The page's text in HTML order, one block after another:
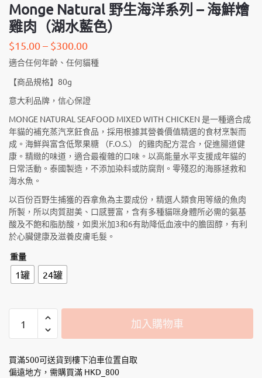
Monge Natural 野生海洋系列 – 海鮮燴
雞肉（湖水藍色）
$15.00– $300.00
適合任何年齡、任何貓種
【商品規格】80g
意大利品牌，信心保證
MONGE NATURAL SEAFOOD MIXED WITH CHICKEN 是一種適合成
年貓的補充蒸汽烹飪食品，採用根據其營養價值精選的食材烹製而
成。海鮮與富含低聚果糖 （F.O.S.） 的雞肉配方混合，促進腸道健
康。精緻的味道，適合最複雜的口味。以高能量水平支援成年貓的
日常活動。泰國製造，不添加染料或防腐劑。零殘忍的海豚拯救和
海水魚。
以百份百野生捕獲的吞拿魚為主要成份，精選人類食用等級的魚肉
所製，所以肉質甜美、口感豐富，含有多種貓咪身體所必需的氨基
酸及不飽和脂肪酸，如奧米加3和6有助降低血液中的膽固醇，有利
於心臟健康及滋養皮膚毛髮。
重量
1罐 24罐
Natural
生
海
加入購物車
買滿500可送貨到樓下泊車位置自取
偏遠地方，需購買滿 HKD_800